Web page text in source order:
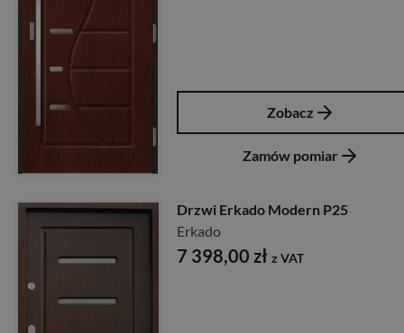
Zobacz
Zamów pomiar
Drzwi Erkado Modern P25
Erkado
7 398,00 zł z VAT